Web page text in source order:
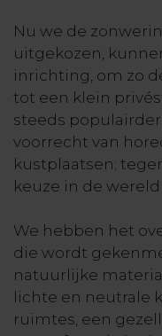
Nu we de
uitgekozen,
inrichting, om zo
tot een klein
steeds
voorrecht van
kustplaatsen;
keuze in de
We hebben het
die wordt
natuurlijke
lichte en neutrale
ruimtes, een